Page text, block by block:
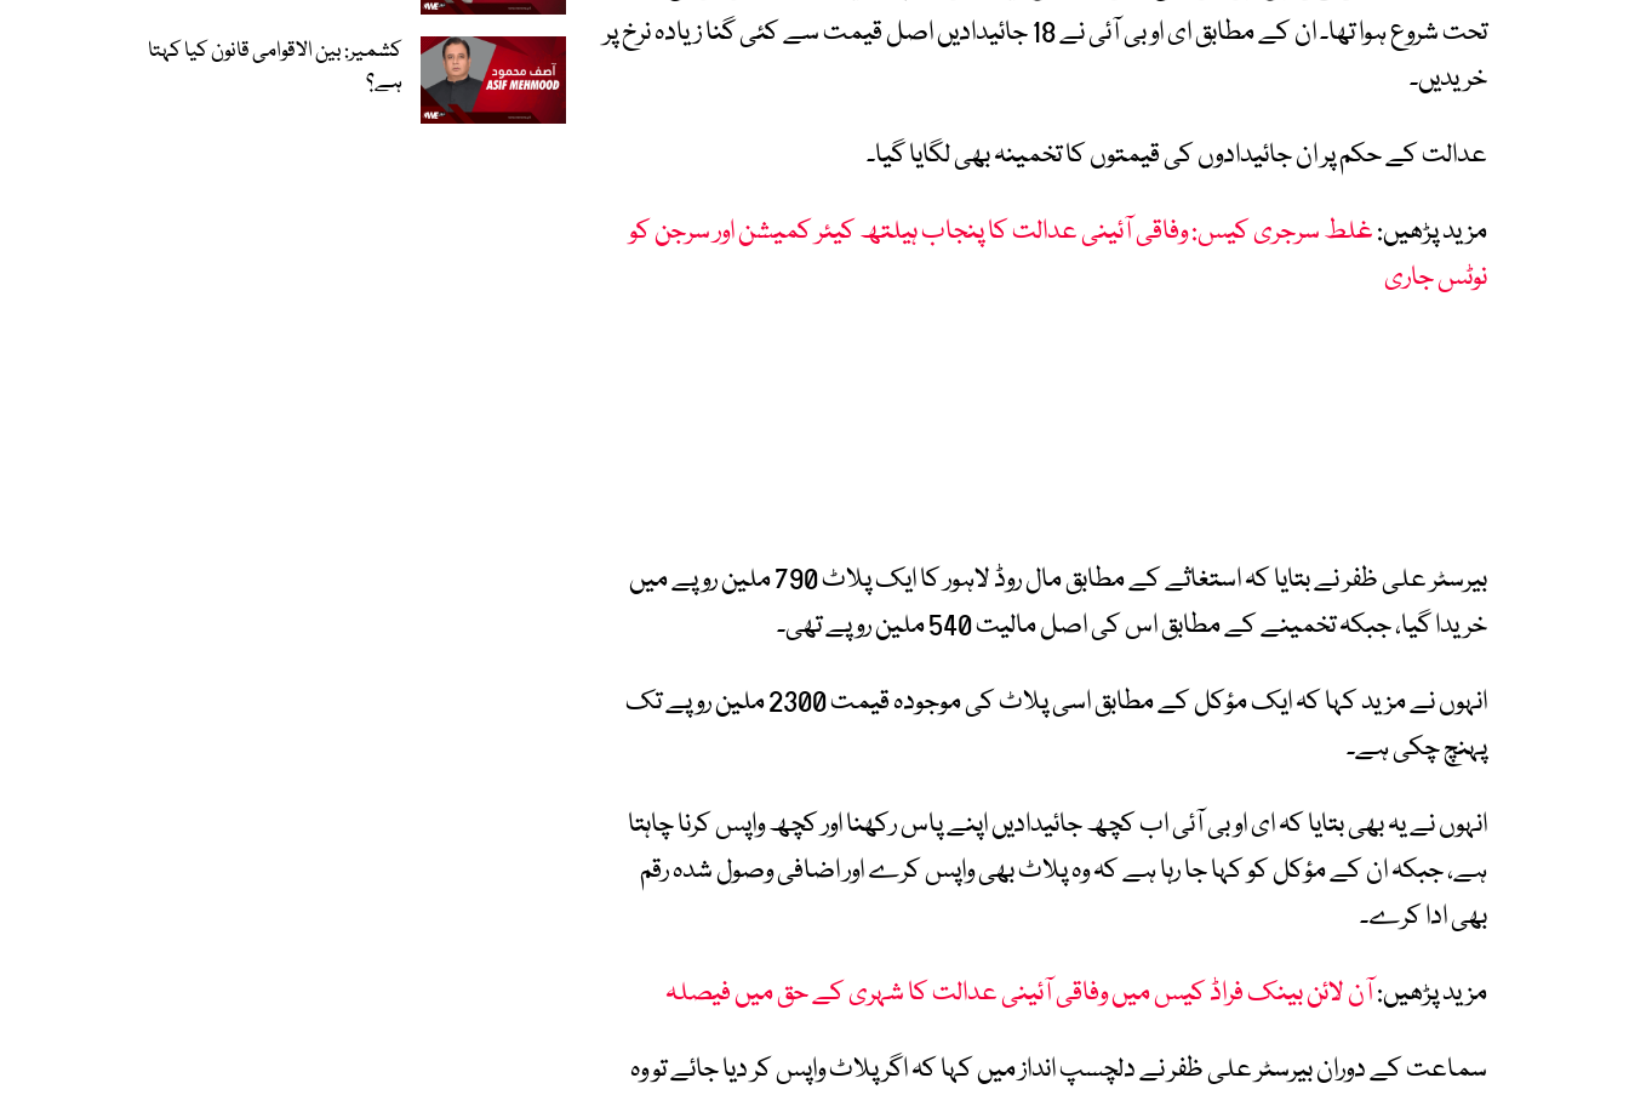
تحت شروع ہوا تھا۔ ان کے مطابق ای او بی آئی نے 18 جائیدادیں اصل قیمت سے کئی گنا زیادہ نرخ پر
خریدیں۔
عدالت کے حکم پر ان جائیدادوں کی قیمتوں کا تخمینہ بھی لگایا گیا۔
مزید پڑھیں:غلط سرجری کیس: وفاقی آئینی عدالت کا پنجاب ہیلتھ کیئر کمیشن اور سرجن کو
نوٹس جاری
بیرسٹر علی ظفر نے بتایا کہ استغاثے کے مطابق مال روڈ لاہور کا ایک پلاٹ 790 ملین روپے میں
خریدا گیا، جبکہ تخمینے کے مطابق اس کی اصل مالیت 540 ملین روپے تھی۔
انہوں نے مزید کہا کہ ایک مؤکل کے مطابق اسی پلاٹ کی موجودہ قیمت 2300 ملین روپے تک
پہنچ چکی ہے۔
انہوں نے یہ بھی بتایا کہ ای او بی آئی اب کچھ جائیدادیں اپنے پاس رکھنا اور کچھ واپس کرنا چاہتا
ہے، جبکہ ان کے مؤکل کو کہا جا رہا ہے کہ وہ پلاٹ بھی واپس کرے اور اضافی وصول شدہ رقم
بھی ادا کرے۔
مزید پڑھیں:آن لائن بینک فراڈ کیس میں وفاقی آئینی عدالت کا شہری کے حق میں فیصلہ
سماعت کے دوران بیرسٹر علی ظفر نے دلچسپ انداز میں کہا کہ اگر پلاٹ واپس کر دیا جائے تو وہ
کشمیر: بین الاقوامی قانون کیا کہتا
ہے؟